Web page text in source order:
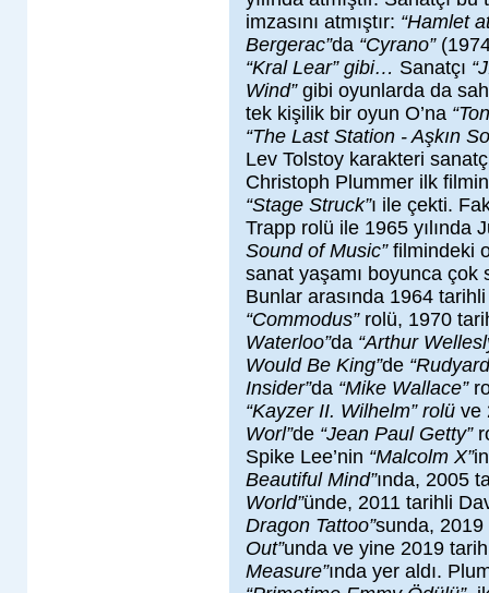
imzasını atmıştır: “Hamlet
Bergerac”da “Cyrano”
“Kral Lear” gibi… Sanatçı
Wind” gibi oyunlarda da
tek kişilik bir oyun O’na
“The Last Station - Aşkın
Lev Tolstoy karakteri
Christoph Plummer ilk
“Stage Struck”ı ile çekti.
Trapp rolü ile 1965 yılında
Sound of Music”filmindeki
sanat yaşamı boyunca çok
Bunlar arasında 1964
“Commodus”rolü, 1970
Waterloo”da “Arthur
Would Be King”de
Insider”da “Mike Wallace”
“Kayzer II. Wilhelm” rolü ve
Worl”de “Jean Paul Getty”
Spike Lee’nin “Malcolm X”
Beautiful Mind”ında, 2005
World”ünde, 2011 tarihli
Dragon Tattoo”sunda, 2019
Out”unda ve yine 2019
Measure”ında yer aldı.